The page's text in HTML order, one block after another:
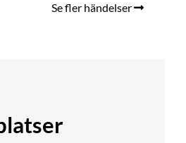
Se fler händelser